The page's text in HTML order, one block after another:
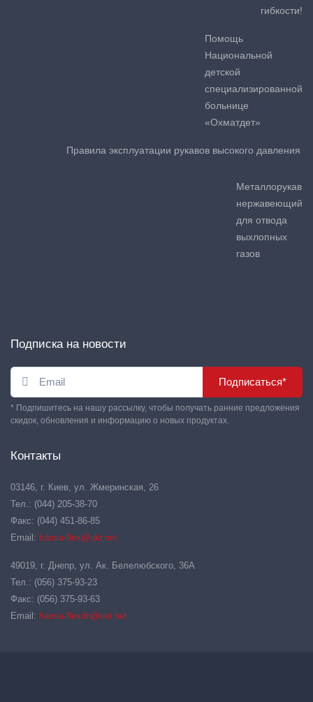
гибкости!
Помощь
Национальной
детской
специализированной
больнице
«Охматдет»
Правила эксплуатации рукавов высокого давления
Металлорукав
нержавеющий
для отвода
выхлопных
газов
Подписка на новости
Подписаться*
* Подпишитесь на нашу рассылку, чтобы получать ранние предложения
скидок, обновления и информацию о новых продуктах.
Контакты
03146, г. Киев, ул. Жмеринская, 26
Тел.: (044) 205-38-70
Факс: (044) 451-86-85
Email: hansa-flex@ukr.net
49019, г. Днепр, ул. Ак. Белелюбского, 36А
Тел.: (056) 375-93-23
Факс: (056) 375-93-63
Email: hansa-flexdn@ukr.net